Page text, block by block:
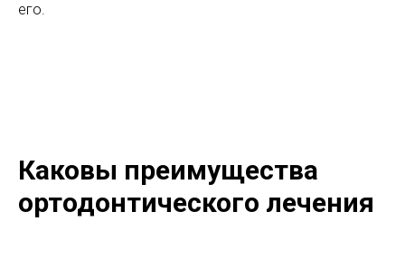
его.
Каковы преимущества
ортодонтического лечения